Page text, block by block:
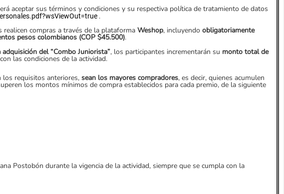
aceptar sus términos y condiciones y su respectiva política de tratamiento de datos
.
compras a través de la plataformaWeshop, incluyendoobligatoriamente
pesos colombianos (COP $45.500).
del “Combo Juniorista”, los participantes incrementarán su monto total de
las condiciones de la actividad.
los requisitos anteriores,sean los mayores compradores, es decir, quienes acumulen
los montos mínimos de compra establecidos para cada premio, de la siguiente
Postobón durante la vigencia de la actividad, siempre que se cumpla con la